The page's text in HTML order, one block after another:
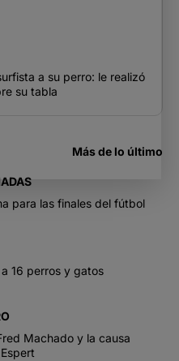
a su perro: le realizó
su tabla
Más de lo último
para las finales del fútbol
16 perros y gatos
Machado y la causa